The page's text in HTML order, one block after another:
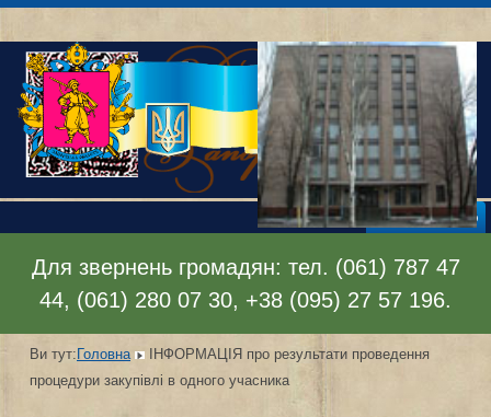
Відкрити меню
Для звернень громадян: тел. (061) 787 47
44, (061) 280 07 30, +38 (095) 27 57 196.
Ви тут:Головна
ІНФОРМАЦІЯ про результати проведення
процедури закупівлі в одного учасника